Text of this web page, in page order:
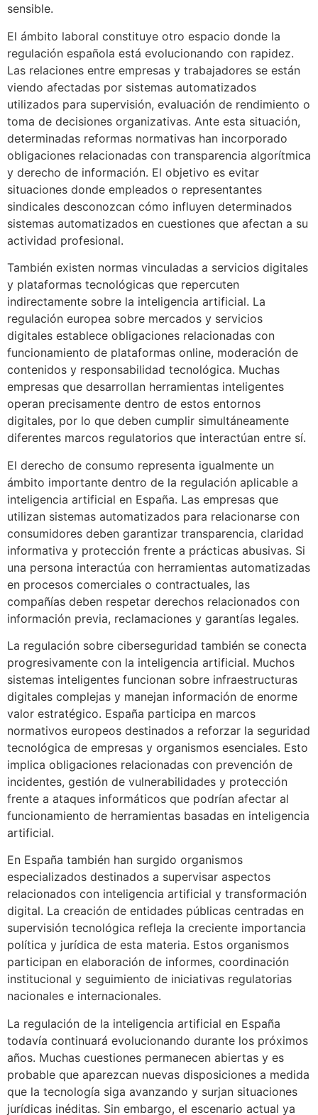
sensible.
El ámbito laboral constituye otro espacio donde la
regulación española está evolucionando con rapidez.
Las relaciones entre empresas y trabajadores se están
viendo afectadas por sistemas automatizados
utilizados para supervisión, evaluación de rendimiento o
toma de decisiones organizativas. Ante esta situación,
determinadas reformas normativas han incorporado
obligaciones relacionadas con transparencia algorítmica
y derecho de información. El objetivo es evitar
situaciones donde empleados o representantes
sindicales desconozcan cómo influyen determinados
sistemas automatizados en cuestiones que afectan a su
actividad profesional.
También existen normas vinculadas a servicios digitales
y plataformas tecnológicas que repercuten
indirectamente sobre la inteligencia artificial. La
regulación europea sobre mercados y servicios
digitales establece obligaciones relacionadas con
funcionamiento de plataformas online, moderación de
contenidos y responsabilidad tecnológica. Muchas
empresas que desarrollan herramientas inteligentes
operan precisamente dentro de estos entornos
digitales, por lo que deben cumplir simultáneamente
diferentes marcos regulatorios que interactúan entre sí.
El derecho de consumo representa igualmente un
ámbito importante dentro de la regulación aplicable a
inteligencia artificial en España. Las empresas que
utilizan sistemas automatizados para relacionarse con
consumidores deben garantizar transparencia, claridad
informativa y protección frente a prácticas abusivas. Si
una persona interactúa con herramientas automatizadas
en procesos comerciales o contractuales, las
compañías deben respetar derechos relacionados con
información previa, reclamaciones y garantías legales.
La regulación sobre ciberseguridad también se conecta
progresivamente con la inteligencia artificial. Muchos
sistemas inteligentes funcionan sobre infraestructuras
digitales complejas y manejan información de enorme
valor estratégico. España participa en marcos
normativos europeos destinados a reforzar la seguridad
tecnológica de empresas y organismos esenciales. Esto
implica obligaciones relacionadas con prevención de
incidentes, gestión de vulnerabilidades y protección
frente a ataques informáticos que podrían afectar al
funcionamiento de herramientas basadas en inteligencia
artificial.
En España también han surgido organismos
especializados destinados a supervisar aspectos
relacionados con inteligencia artificial y transformación
digital. La creación de entidades públicas centradas en
supervisión tecnológica refleja la creciente importancia
política y jurídica de esta materia. Estos organismos
participan en elaboración de informes, coordinación
institucional y seguimiento de iniciativas regulatorias
nacionales e internacionales.
La regulación de la inteligencia artificial en España
todavía continuará evolucionando durante los próximos
años. Muchas cuestiones permanecen abiertas y es
probable que aparezcan nuevas disposiciones a medida
que la tecnología siga avanzando y surjan situaciones
jurídicas inéditas. Sin embargo, el escenario actual ya